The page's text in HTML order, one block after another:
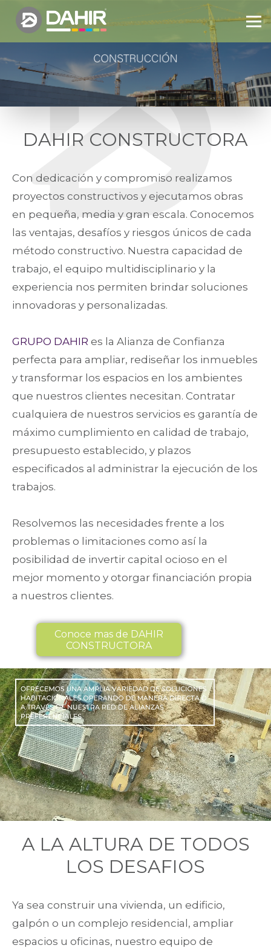
DAHIR CONSTRUCTORA
Con dedicación y compromiso realizamos
proyectos constructivos y ejecutamos obras
en pequeña, media y gran escala. Conocemos
las ventajas, desafíos y riesgos únicos de cada
método constructivo. Nuestra capacidad de
trabajo, el equipo multidisciplinario y la
experiencia nos permiten brindar soluciones
innovadoras y personalizadas.
GRUPO DAHIR es la Alianza de Confianza
perfecta para ampliar, rediseñar los inmuebles
y transformar los espacios en los ambientes
que nuestros clientes necesitan. Contratar
cualquiera de nuestros servicios es garantía de
máximo cumplimiento en calidad de trabajo,
presupuesto establecido, y plazos
especificados al administrar la ejecución de los
trabajos.
Resolvemos las necesidades frente a los
problemas o limitaciones como así la
posibilidad de invertir capital ocioso en el
mejor momento y otorgar financiación propia
a nuestros clientes.
Conoce mas de DAHIR
CONSTRUCTORA
A LA ALTURA DE TODOS
LOS DESAFIOS
Ya sea construir una vivienda, un edificio,
galpón o un complejo residencial, ampliar
espacios u oficinas, nuestro equipo de